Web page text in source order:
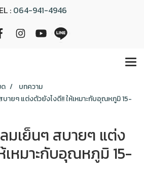
: 064-941-4946
บทความ
บายๆ แต่งตัวยังไงดี!! ให้เหมาะกับอุณหภูมิ 15-
มเย็นๆ สบายๆ แต่ง
เหมาะกับอุณหภูมิ 15-